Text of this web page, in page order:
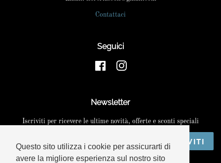
Questo sito utilizza i cookie per assicurarti di
avere la migliore esperienza sul nostro sito
Contattaci
Seguici
FacebookInstagram
Newsletter
Iscriviti per ricevere le ultime novità, offerte e sconti speciali
ISCRIVITI